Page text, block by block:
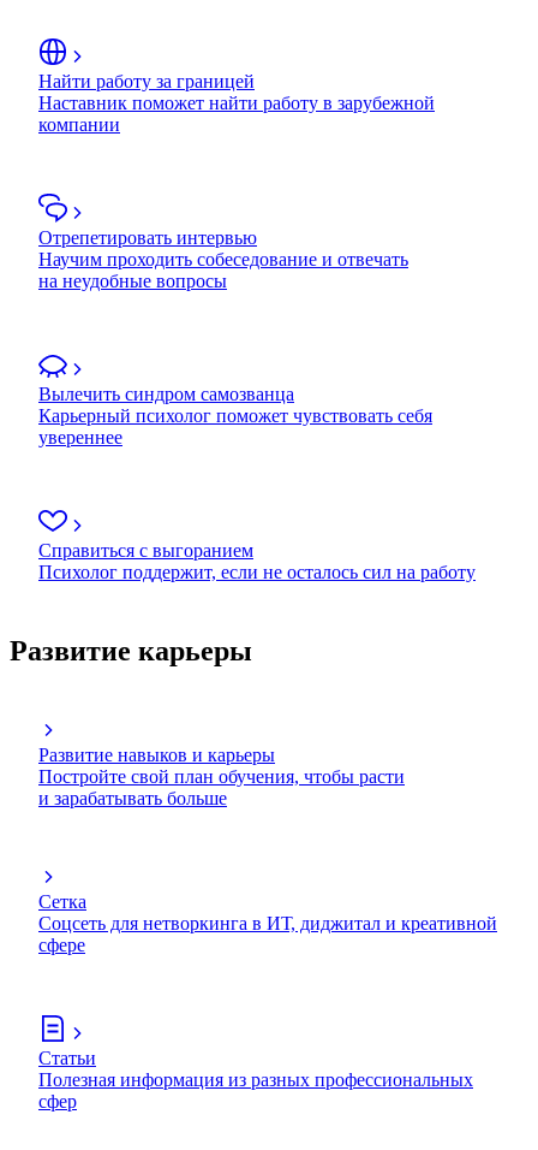
Найти работу за границей
Наставник поможет найти работу в зарубежной
компании
Отрепетировать интервью
Научим проходить собеседование и отвечать
на неудобные вопросы
Вылечить синдром самозванца
Карьерный психолог поможет чувствовать себя
увереннее
Справиться с выгоранием
Психолог поддержит, если не осталось сил на работу
Развитие карьеры
Развитие навыков и карьеры
Постройте свой план обучения, чтобы расти
и зарабатывать больше
Сетка
Соцсеть для нетворкинга в ИТ, диджитал и креативной
сфере
Статьи
Полезная информация из разных профессиональных
сфер